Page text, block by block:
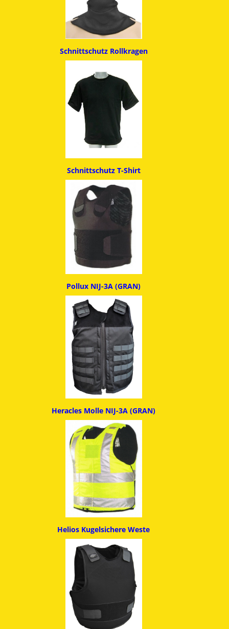
SchnittschutzRollkragen
Schnittschutz T-Shirt
Pollux NIJ-3A (GRAN)
Heracles Molle NIJ-3A (GRAN)
Helios Kugelsichere Weste